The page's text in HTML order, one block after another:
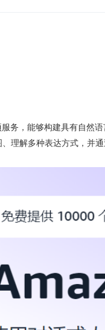
务，能够构建具有自然
理解多种表达方式，并